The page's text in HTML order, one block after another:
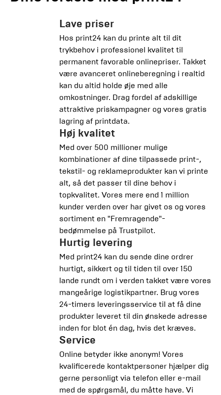
Lave priser
Hos print24 kan du printe alt til dit
trykbehov i professionel kvalitet til
permanent favorable onlinepriser. Takket
være avanceret onlineberegning i realtid
kan du altid holde øje med alle
omkostninger. Drag fordel af adskillige
attraktive priskampagner og vores gratis
lagring af printdata.
Høj kvalitet
Med over 500 millioner mulige
kombinationer af dine tilpassede print-,
tekstil- og reklameprodukter kan vi printe
alt, så det passer til dine behov i
topkvalitet. Vores mere end 1 million
kunder verden over har givet os og vores
sortiment en "Fremragende"-
bedømmelse på Trustpilot.
Hurtig levering
Med print24 kan du sende dine ordrer
hurtigt, sikkert og til tiden til over 150
lande rundt om i verden takket være vores
mangeårige logistikpartner. Brug vores
24-timers leveringsservice til at få dine
produkter leveret til din ønskede adresse
inden for blot én dag, hvis det kræves.
Service
Online betyder ikke anonym! Vores
kvalificerede kontaktpersoner hjælper dig
gerne personligt via telefon eller e-mail
med de spørgsmål, du måtte have. Vi